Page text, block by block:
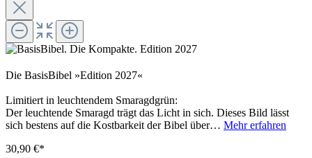
Die BasisBibel »Edition 2027«
Limitiert in leuchtendem Smaragdgrün:
Der leuchtende Smaragd trägt das Licht in sich. Dieses Bild lässt
sich bestens auf die Kostbarkeit der Bibel über… Mehr erfahren
30,90 €*